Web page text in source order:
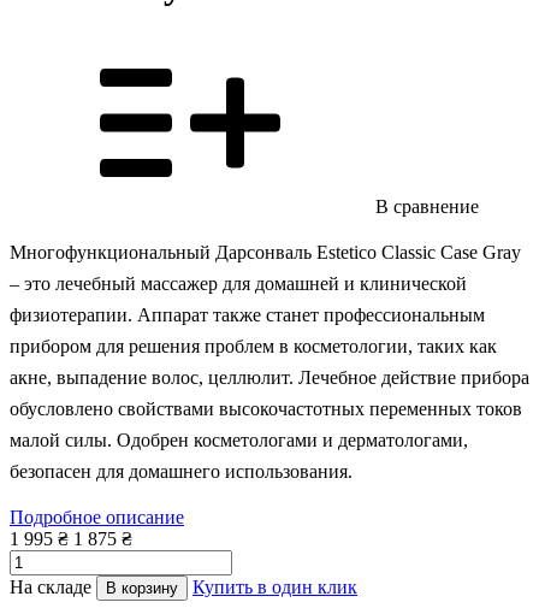
В сравнение
Многофункциональный Дарсонваль Estetico Classic Case Gray
– это лечебный массажер для домашней и клинической
физиотерапии. Аппарат также станет профессиональным
прибором для решения проблем в косметологии, таких как
акне, выпадение волос, целлюлит. Лечебное действие прибора
обусловлено свойствами высокочастотных переменных токов
малой силы. Одобрен косметологами и дерматологами,
безопасен для домашнего использования.
Подробное описание
1 995 ₴ 1 875 ₴
На складе В корзину Купить в один клик